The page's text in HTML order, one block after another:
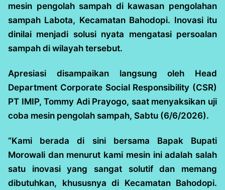
mesin pengolah sampah di kawasan pengolahan
sampah Labota, Kecamatan Bahodopi. Inovasi itu
dinilai menjadi solusi nyata mengatasi persoalan
sampah di wilayah tersebut.
Apresiasi disampaikan langsung oleh Head
Department Corporate Social Responsibility (CSR)
PT IMIP, Tommy Adi Prayogo, saat menyaksikan uji
coba mesin pengolah sampah, Sabtu (6/6/2026).
“Kami berada di sini bersama Bapak Bupati
Morowali dan menurut kami mesin ini adalah salah
satu inovasi yang sangat solutif dan memang
dibutuhkan, khususnya di Kecamatan Bahodopi.